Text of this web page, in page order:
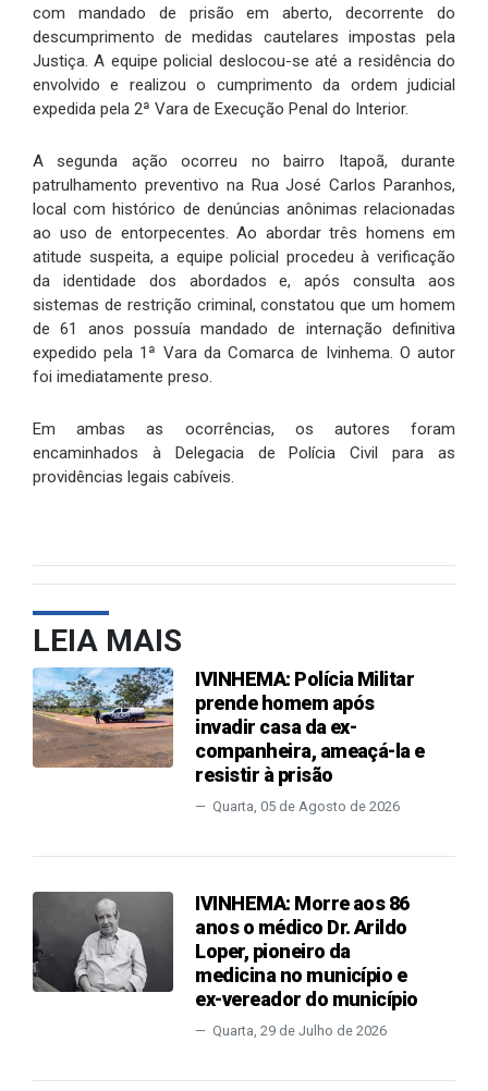
com mandado de prisão em aberto, decorrente do
descumprimento de medidas cautelares impostas pela
Justiça. A equipe policial deslocou-se até a residência do
envolvido e realizou o cumprimento da ordem judicial
expedida pela 2ª Vara de Execução Penal do Interior.
A segunda ação ocorreu no bairro Itapoã, durante
patrulhamento preventivo na Rua José Carlos Paranhos,
local com histórico de denúncias anônimas relacionadas
ao uso de entorpecentes. Ao abordar três homens em
atitude suspeita, a equipe policial procedeu à verificação
da identidade dos abordados e, após consulta aos
sistemas de restrição criminal, constatou que um homem
de 61 anos possuía mandado de internação definitiva
expedido pela 1ª Vara da Comarca de Ivinhema. O autor
foi imediatamente preso.
Em ambas as ocorrências, os autores foram
encaminhados à Delegacia de Polícia Civil para as
providências legais cabíveis.
LEIA MAIS
IVINHEMA: Polícia Militar
prende homem após
invadir casa da ex-
companheira, ameaçá-la e
resistir à prisão
Quarta, 05 de Agosto de 2026
IVINHEMA: Morre aos 86
anos o médico Dr. Arildo
Loper, pioneiro da
medicina no município e
ex-vereador do município
Quarta, 29 de Julho de 2026